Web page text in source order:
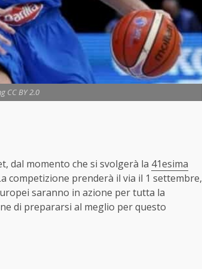
CC BY 2.0
dal momento che si svolgerà la 41esima
competizione prenderà il via il 1 settembre,
saranno in azione per tutta la
di prepararsi al meglio per questo